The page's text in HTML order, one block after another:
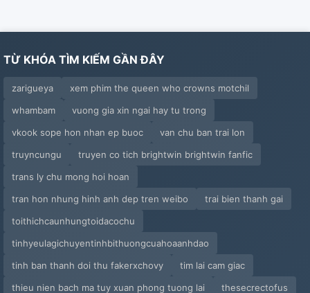
TỪ KHÓA TÌM KIẾM GẦN ĐÂY
zarigueya
xem phim the queen who crowns motchil
whambam
vuong gia xin ngai hay tu trong
vkook sope hon nhan ep buoc
van chu ban trai lon
truyncungu
truyen co tich brightwin brightwin fanfic
trans ly chu mong hoi hoan
tran hon nhung hinh anh dep tren weibo
trai bien thanh gai
toithichcaunhungtoidacochu
tinhyeulagichuyentinhbithuongcuahoaanhdao
tinh ban thanh doi thu fakerxchovy
tim lai cam giac
thieu nien bach ma tuy xuan phong tuong lai
thesecrectofus